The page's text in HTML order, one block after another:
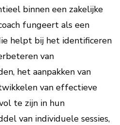
binnen een zakelijke
fungeert als een
helpt bij het identificeren
van
het aanpakken van
van effectieve
te zijn in hun
van individuele sessies,